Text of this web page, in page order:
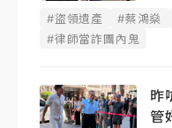
#盜領遺產 #蔡鴻燊
#律師當詐團內鬼
昨
管